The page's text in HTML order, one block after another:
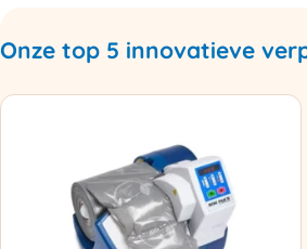
Onze top 5 innovatieve